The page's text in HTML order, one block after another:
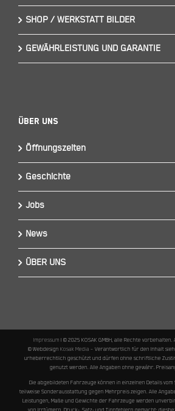
SHOP / WERKSTATT BILDER
GEWÄHRLEISTUNG UND GARANTIE
Über Uns
Öffnungszeiten
Geschichte
Jobs
News
ÜBER UNS
Impressum I © 2025 KOSAK GMBH, alle Rechte
© Webdesign Kosak Media – Verantwortlich für den Inhalt
urheberrechtlich geschützt und dürfen ohne schriftliche
genutzt werden. Alle Angaben ohne gewähr.
Die abgebildeten Fahrzeuge können in einzelnen Details
teilweise Sonderausstattung gegen Mehrpreis zeigen. Alle
Leistungen, Maße und Gewichte der Fahrzeuge werden